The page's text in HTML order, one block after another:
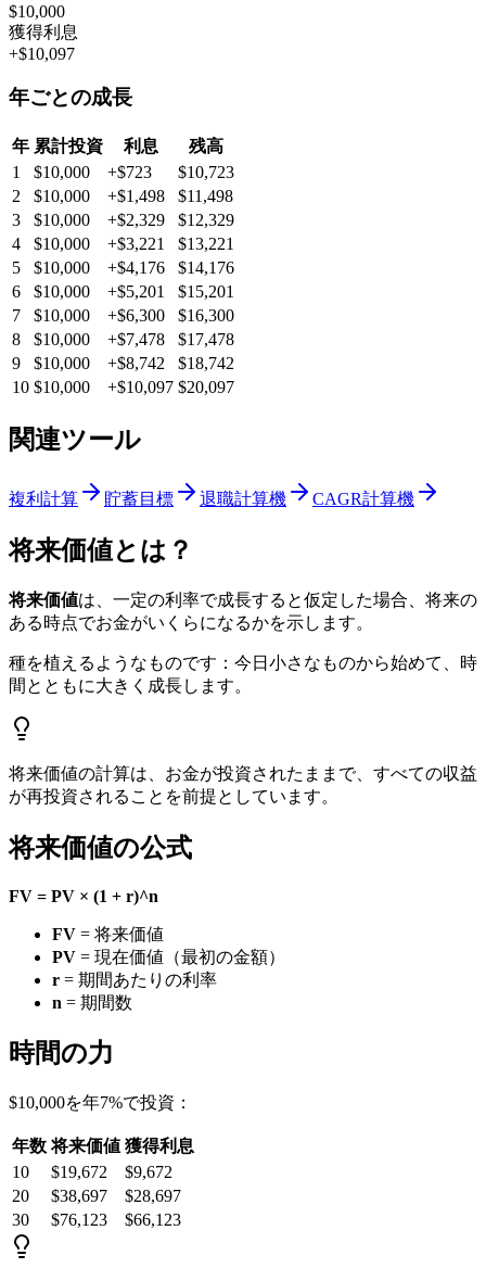
$10,000
獲得利息
+$10,097
年ごとの成長
年 累計投資 利息
残高
1
$10,000 +$723
$10,723
2
$10,000 +$1,498
$11,498
3
$10,000 +$2,329
$12,329
4
$10,000 +$3,221
$13,221
5
$10,000 +$4,176
$14,176
6
$10,000 +$5,201
$15,201
7
$10,000 +$6,300
$16,300
8
$10,000 +$7,478
$17,478
9
$10,000 +$8,742
$18,742
10 $10,000 +$10,097 $20,097
関連ツール
複利計算 貯蓄目標 退職計算機 CAGR計算機
将来価値とは？
将来価値は、一定の利率で成長すると仮定した場合、将来の
ある時点でお金がいくらになるかを示します。
種を植えるようなものです：今日小さなものから始めて、時
間とともに大きく成長します。
将来価値の計算は、お金が投資されたままで、すべての収益
が再投資されることを前提としています。
将来価値の公式
FV = PV × (1 + r)^n
FV = 将来価値
PV = 現在価値（最初の金額）
r = 期間あたりの利率
n = 期間数
時間の力
$10,000を年7%で投資：
年数 将来価値 獲得利息
10
$19,672
$9,672
20
$38,697
$28,697
30
$76,123 $66,123